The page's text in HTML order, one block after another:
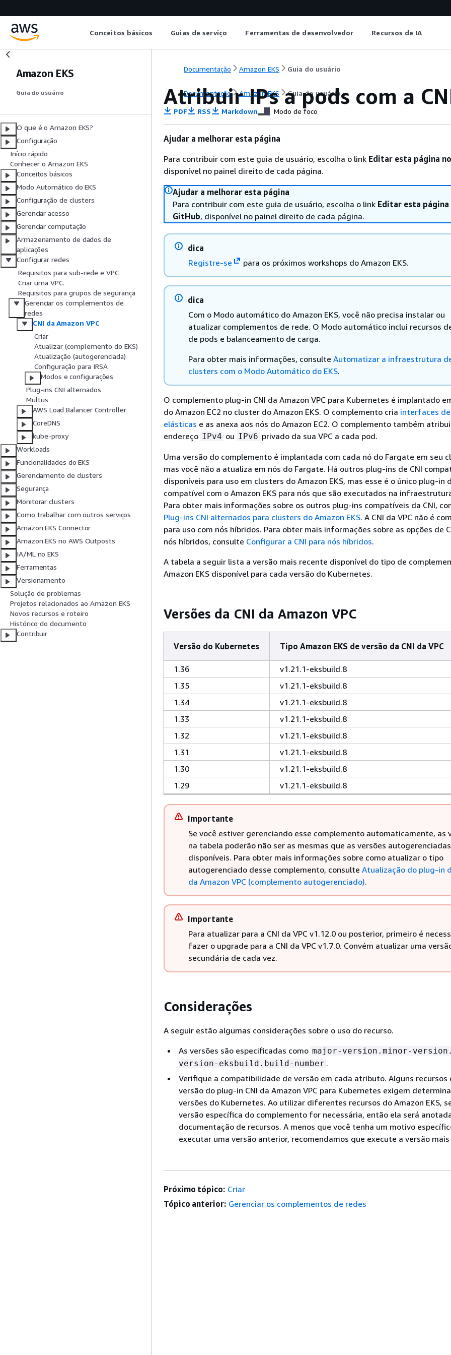
Conceitos básicos Guias de serviço Ferramentas de desenvolvedor Recursos de IA
Amazon EKS
Guia do usuário
O que é o Amazon EKS?
Configuração
Início rápido
Conhecer o Amazon EKS
Conceitos básicos
Modo Automático do EKS
Configuração de clusters
Gerenciar acesso
Gerenciar computação
Armazenamento de dados de
aplicações
Configurar redes
Requisitos para sub-rede e VPC
Criar uma VPC.
Requisitos para grupos de segurança
Gerenciar os complementos de
redes
CNI da Amazon VPC
Criar
Atualizar (complemento do EKS)
Atualização (autogerenciada)
Configuração para IRSA
Modos e configurações
Plug-ins CNI alternados
Multus
AWS Load Balancer Controller
CoreDNS
kube-proxy
Workloads
Funcionalidades do EKS
Gerenciamento de clusters
Segurança
Monitorar clusters
Como trabalhar com outros serviços
Amazon EKS Connector
Amazon EKS no AWS Outposts
IA/ML no EKS
Ferramentas
Versionamento
Solução de problemas
Projetos relacionados ao Amazon EKS
Novos recursos e roteiro
Histórico do documento
Contribuir
Documentação Amazon EKS Guia do usuário
Documentação Amazon EKS Guia do usuário
Atribuir IPs a pods com a
PDF RSS Markdown Modo de foco
Ajudar a melhorar esta página
Para contribuir com este guia de usuário, escolha o link Editar esta página
disponível no painel direito de cada página.
Ajudar a melhorar esta página
Para contribuir com este guia de usuário, escolha o link Editar esta página
GitHub, disponível no painel direito de cada página.
dica
Registre-se
para os próximos workshops do Amazon EKS.
dica
Com o Modo automático do Amazon EKS, você não precisa instalar ou
atualizar complementos de rede. O Modo automático inclui recursos
de pods e balanceamento de carga.
Para obter mais informações, consulte Automatizar a infraestrutura
clusters com o Modo Automático do EKS.
O complemento plug-in CNI da Amazon VPC para Kubernetes é implantado
do Amazon EC2 no cluster do Amazon EKS. O complemento cria interfaces
elásticas e as anexa aos nós do Amazon EC2. O complemento também
endereço IPv4 ou IPv6 privado da sua VPC a cada pod.
Uma versão do complemento é implantada com cada nó do Fargate em seu
mas você não a atualiza em nós do Fargate. Há outros plug-ins de CNI
disponíveis para uso em clusters do Amazon EKS, mas esse é o único plug-in
compatível com o Amazon EKS para nós que são executados na
Para obter mais informações sobre os outros plug-ins compatíveis da CNI,
Plug-ins CNI alternados para clusters do Amazon EKS. A CNI da VPC não é
para uso com nós híbridos. Para obter mais informações sobre as opções de
nós híbridos, consulte Configurar a CNI para nós híbridos.
A tabela a seguir lista a versão mais recente disponível do tipo de
Amazon EKS disponível para cada versão do Kubernetes.
Versões da CNI da Amazon VPC
Versão do Kubernetes Tipo Amazon EKS de versão da CNI da VPC
1.36
v1.21.1-eksbuild.8
1.35
v1.21.1-eksbuild.8
1.34
v1.21.1-eksbuild.8
1.33
v1.21.1-eksbuild.8
1.32
v1.21.1-eksbuild.8
1.31
v1.21.1-eksbuild.8
1.30
v1.21.1-eksbuild.8
1.29
v1.21.1-eksbuild.8
Importante
Se você estiver gerenciando esse complemento automaticamente, as
na tabela poderão não ser as mesmas que as versões autogerenciadas
disponíveis. Para obter mais informações sobre como atualizar o tipo
autogerenciado desse complemento, consulte Atualização do plug-in
da Amazon VPC (complemento autogerenciado).
Importante
Para atualizar para a CNI da VPC v1.12.0 ou posterior, primeiro é
fazer o upgrade para a CNI da VPC v1.7.0. Convém atualizar uma
secundária de cada vez.
Considerações
A seguir estão algumas considerações sobre o uso do recurso.
As versões são especificadas como major-version.minor-
version-eksbuild.build-number .
Verifique a compatibilidade de versão em cada atributo. Alguns recursos
versão do plug-in CNI da Amazon VPC para Kubernetes exigem
versões do Kubernetes. Ao utilizar diferentes recursos do Amazon EKS,
versão específica do complemento for necessária, então ela será
documentação de recursos. A menos que você tenha um motivo
executar uma versão anterior, recomendamos que execute a versão
Próximo tópico: Criar
Tópico anterior: Gerenciar os complementos de redes